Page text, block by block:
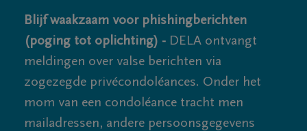
Blijf waakzaam voor phishingberichten
(poging tot oplichting) - DELA ontvangt
meldingen over valse berichten via
zogezegde privécondoléances. Onder het
mom van een condoléance tracht men
mailadressen, andere persoonsgegevens